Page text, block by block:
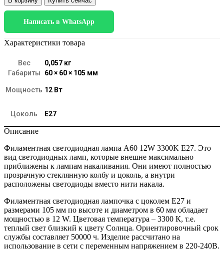
Филаментная
лампа
А60
12W
E27
BLE2710
Написать в WhatsApp
Характеристики товара
Вес
0,057 кг
Габариты
60 × 60 × 105 мм
Мощность 12 Вт
Цоколь E27
Описание
Филаментная светодиодная лампа А60 12W 3300K E27. Это
вид светодиодных ламп, которые внешне максимально
приближены к лампам накаливания. Они имеют полностью
прозрачную стеклянную колбу и цоколь, а внутри
расположены светодиоды вместо нити накала.
Филаментная светодиодная лампочка с цоколем E27 и
размерами 105 мм по высоте и диаметром в 60 мм обладает
мощностью в 12 W. Цветовая температура – 3300 К, т.е.
теплый свет близкий к цвету Солнца. Ориентировочный срок
службы составляет 50000 ч. Изделие рассчитано на
использование в сети с переменным напряжением в 220-240В.